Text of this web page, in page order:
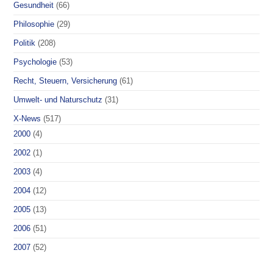
Gesundheit (66)
Philosophie (29)
Politik (208)
Psychologie (53)
Recht, Steuern, Versicherung (61)
Umwelt- und Naturschutz (31)
X-News (517)
2000 (4)
2002 (1)
2003 (4)
2004 (12)
2005 (13)
2006 (51)
2007 (52)